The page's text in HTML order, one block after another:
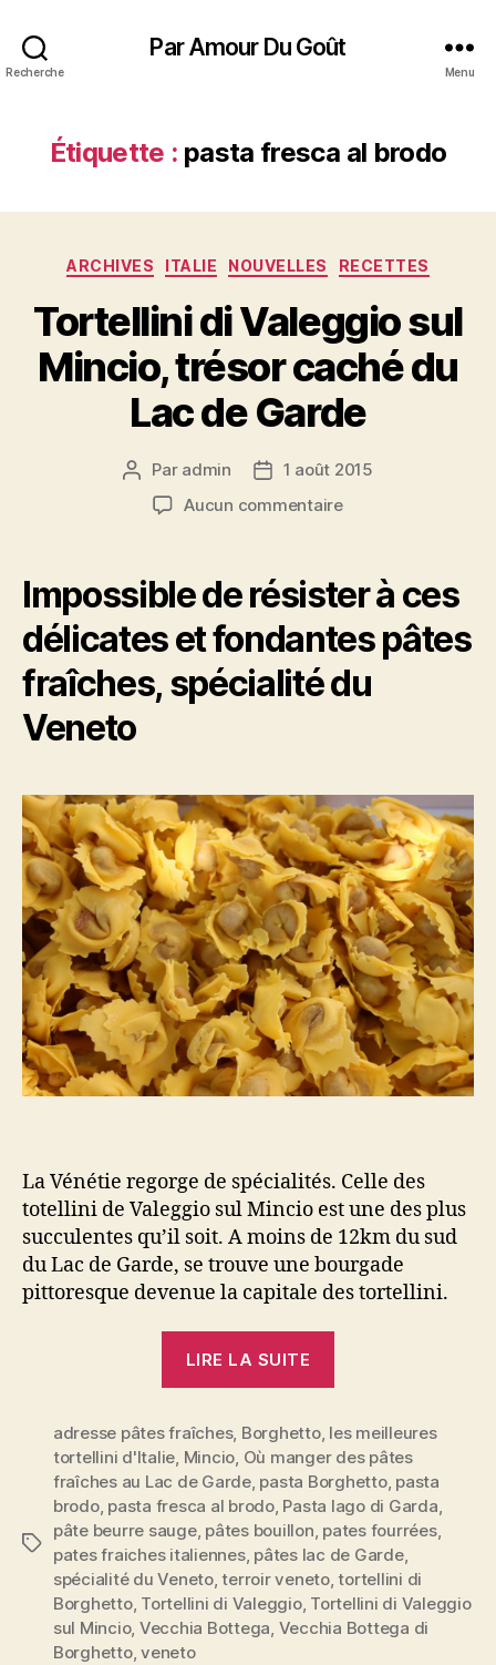
Recherche
Par Amour Du Goût
Menu
Étiquette : pasta fresca al brodo
Catégories
ARCHIVES ITALIE NOUVELLES RECETTES
Tortellini di Valeggio sul
Mincio, trésor caché du
Lac de Garde
Auteur
l’article
Par admin
Date1 août 2015
Aucun commentairesur
Valeggio
sul
trésor
caché
du
Impossible de résister à ces
délicates et fondantes pâtes
fraîches, spécialité du
Veneto
La Vénétie regorge de spécialités. Celle des
totellini de Valeggio sul Mincio est une des plus
succulentes qu’il soit. A moins de 12km du sud
du Lac de Garde, se trouve une bourgade
pittoresque devenue la capitale des tortellini.
LIRE LA SUITE
sul
Mincio,
trésor
caché
du
Lac
de
Garde »
Étiquettes
adresse pâtes fraîches, Borghetto, les meilleures
tortellini d'Italie, Mincio, Où manger des pâtes
fraîches au Lac de Garde, pasta Borghetto, pasta
brodo, pasta fresca al brodo, Pasta lago di Garda,
pâte beurre sauge, pâtes bouillon, pates fourrées,
pates fraiches italiennes, pâtes lac de Garde,
spécialité du Veneto,terroir veneto,tortellini di
Borghetto, Tortellini di Valeggio, Tortellini di Valeggio
sul Mincio, Vecchia Bottega, Vecchia Bottega di
Borghetto,veneto